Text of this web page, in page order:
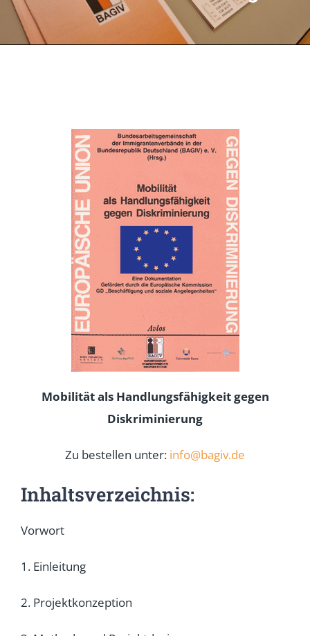
Mobilität als Handlungsfähigkeit gegen
Diskriminierung
Zu bestellen unter: info@bagiv.de
Inhaltsverzeichnis:
Vorwort
1. Einleitung
2. Projektkonzeption